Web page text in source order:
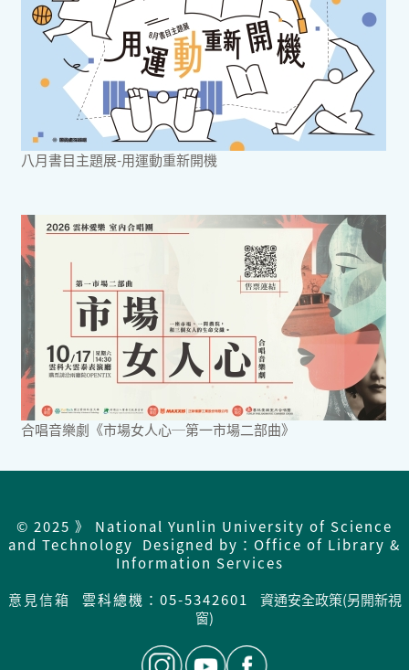
八月書目主題展-用運動重新開機
合唱音樂劇《市場女人心─第一市場二部曲》
© 2025 》 National Yunlin University of Science
and Technology Designed by：Office of Library &
Information Services
意見信箱
雲科總機：05-5342601
資通安全政策(另開新視
窗)